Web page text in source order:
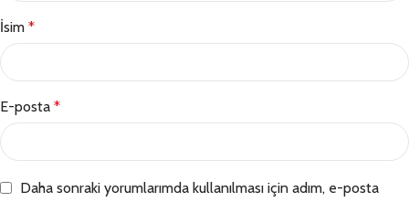
İsim *
E-posta *
Daha sonraki yorumlarımda kullanılması için adım, e-posta